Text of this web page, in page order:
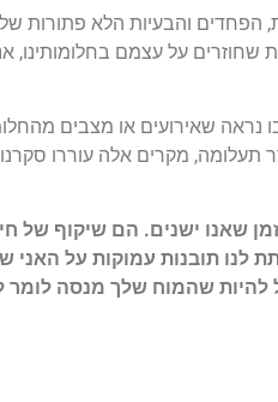
והבעיות הלא פתורות
שחוזרים על עצמם בחלומותינו,
שאירועים או מצבים
מקרים אלה עוררו
שאנו ישנים. הם שיקוף של
תובנות עמוקות על האני
להיות שהמוח שלך מנסה לומר